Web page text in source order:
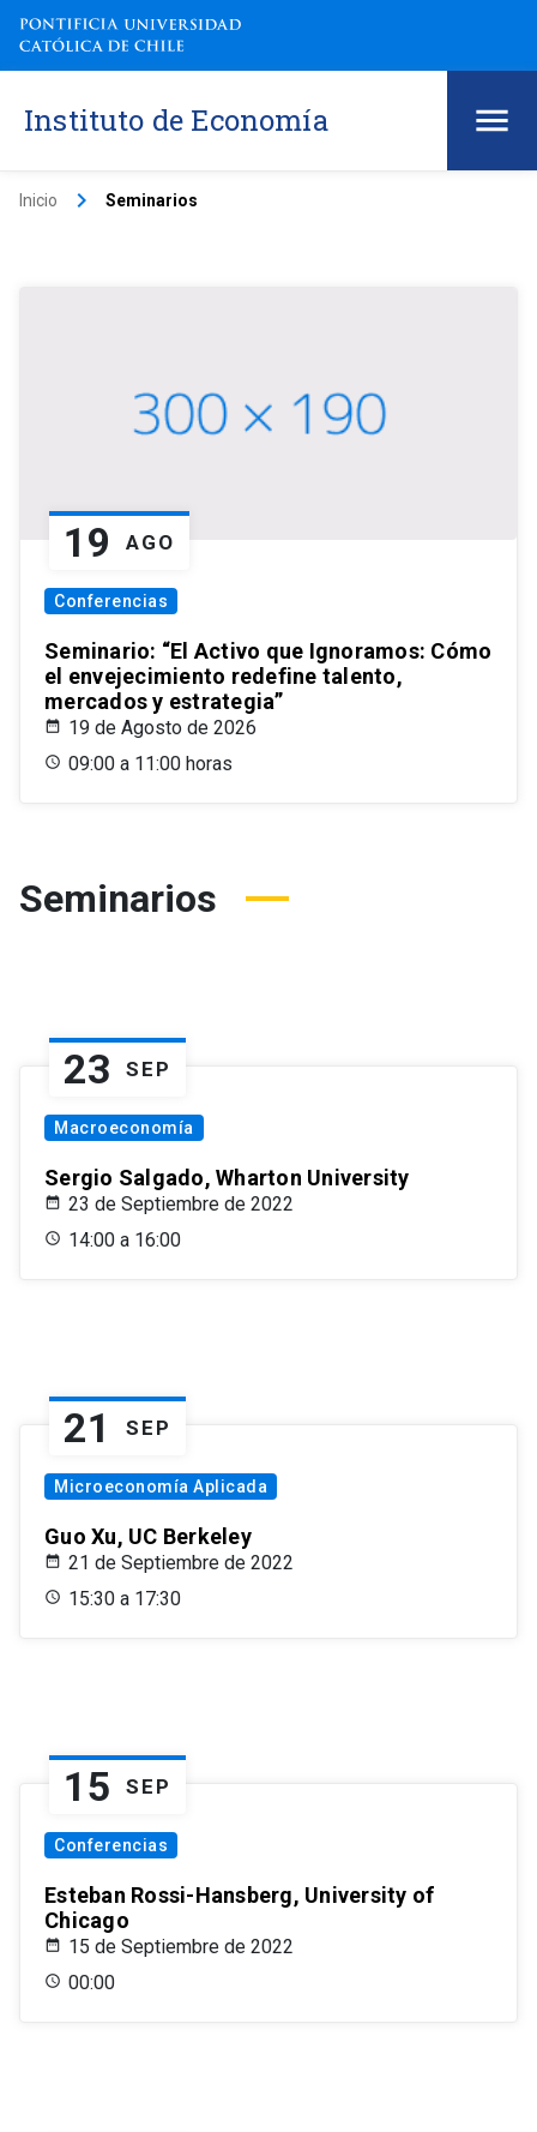
Instituto de Economía
Inicio keyboard_arrow_right Seminarios
19 AGO
Conferencias
Seminario: “El Activo que Ignoramos: Cómo
el envejecimiento redefine talento,
mercados y estrategia”
19 de Agosto de 2026
09:00 a 11:00 horas
Seminarios
23 SEP
Macroeconomía
Sergio Salgado, Wharton University
23 de Septiembre de 2022
14:00 a 16:00
21 SEP
Microeconomía Aplicada
Guo Xu, UC Berkeley
21 de Septiembre de 2022
15:30 a 17:30
15 SEP
Conferencias
Esteban Rossi-Hansberg, University of
Chicago
15 de Septiembre de 2022
00:00